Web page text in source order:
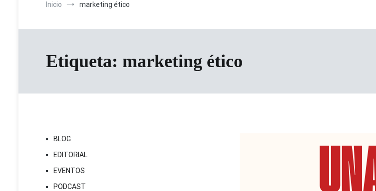
Inicio marketing ético
Etiqueta: marketing ético
BLOG
EDITORIAL
EVENTOS
PODCAST